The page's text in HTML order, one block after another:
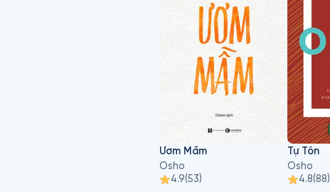
Ươm Mầm
Osho
4.9(53)
Tự Tôn
Osho
4.8(88)